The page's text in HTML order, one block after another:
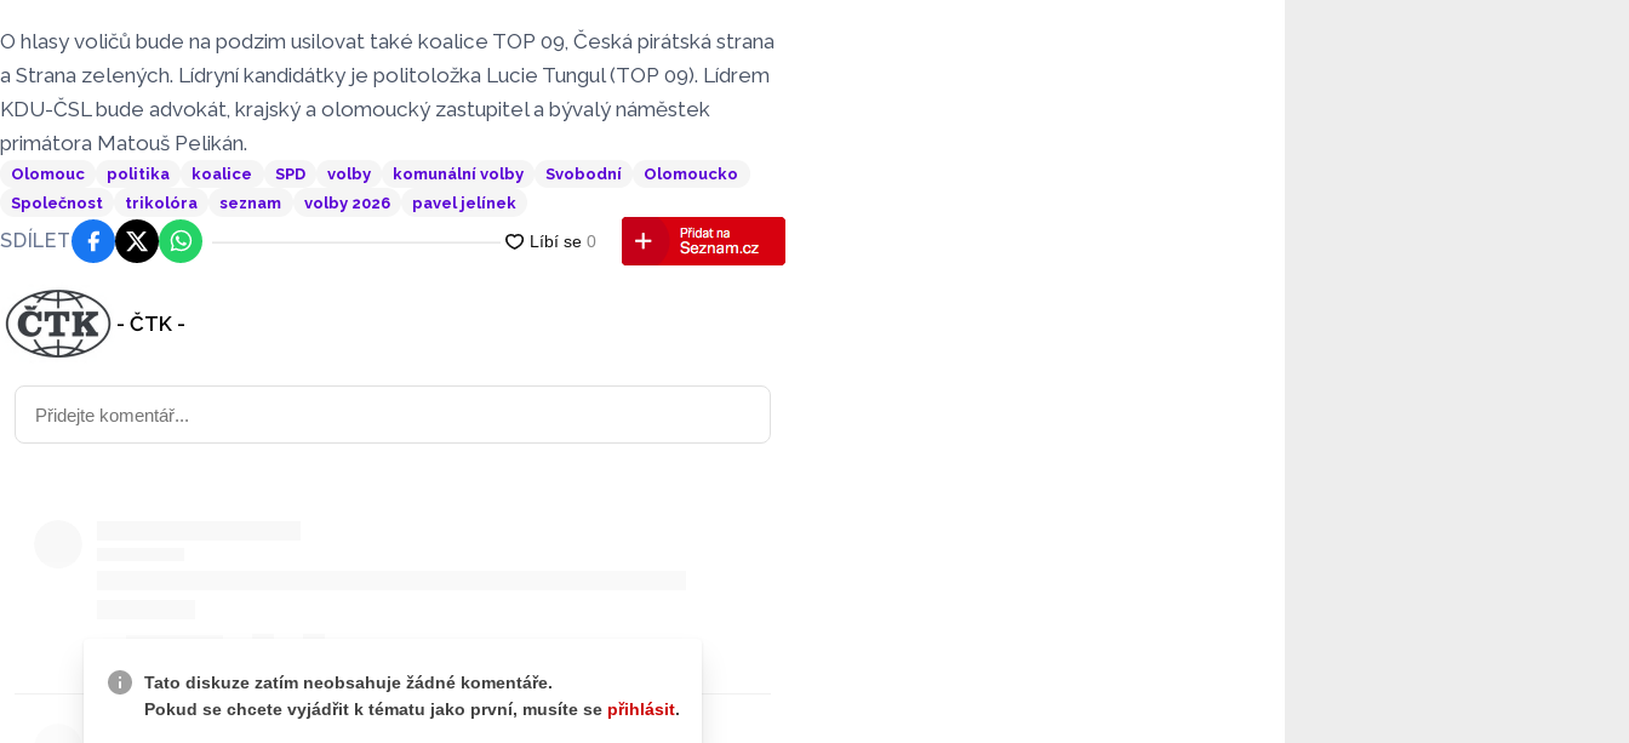
O hlasy voličů bude na podzim usilovat také koalice TOP 09, Česká pirátská strana
a Strana zelených. Lídryní kandidátky je politoložka Lucie Tungul (TOP 09). Lídrem
KDU-ČSL bude advokát, krajský a olomoucký zastupitel a bývalý náměstek
primátora Matouš Pelikán.
Olomouc politika koalice SPD volby komunální volby Svobodní
Olomoucko
Společnost
trikolóra seznam volby 2026 pavel jelínek
SDÍLET FacebookPlatforma X
WhatsApp
- ČTK -